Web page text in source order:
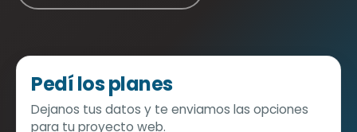
Pedí los planes
Dejanos tus datos y te enviamos las opciones
para tu proyecto web.